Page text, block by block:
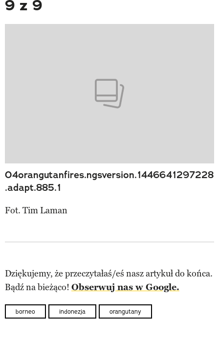
9 z 9
04orangutanfires.ngsversion.1446641297228
.adapt.885.1
Fot. Tim Laman
Dziękujemy, że przeczytałaś/eś nasz artykuł do końca.
Bądź na bieżąco! Obserwuj nas w Google.
borneo indonezja orangutany